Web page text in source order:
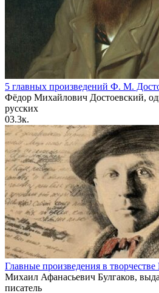
5 главных произведений Ф. М.
Фёдор Михайлович Достоевский,
русских
03.3к.
Главные произведения в
Михаил Афанасьевич Булгаков,
писатель